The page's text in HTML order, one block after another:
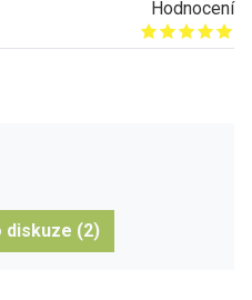
Hodnocení
Give it 1/5
Give it 2/5
Give it 3/5
Give it 4/5
Give it 5/5
diskuze (2)